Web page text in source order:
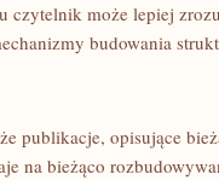
czytelnik może lepiej
budowania
publikacje, opisujące
na bieżąco